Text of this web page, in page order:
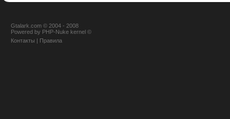
Gtalark.com © 2004 - 2008
Powered by PHP-Nuke kernel ©
Контакты | Правила